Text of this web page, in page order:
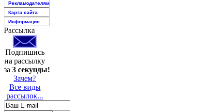
Рекламодателям
Карта сайта
Информация
Рассылка
Подпишись
на рассылку
за 3 секунды!
Зачем?
Все виды
рассылок...